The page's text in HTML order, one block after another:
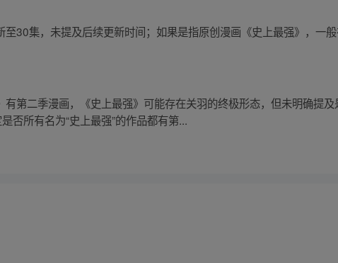
30集，未提及后续更新时间；如果是指原创漫画《史上最强》，一般
第二季漫画，《史上最强》可能存在关羽的终极形态，但未明确提
否所有名为“史上最强”的作品都有第...